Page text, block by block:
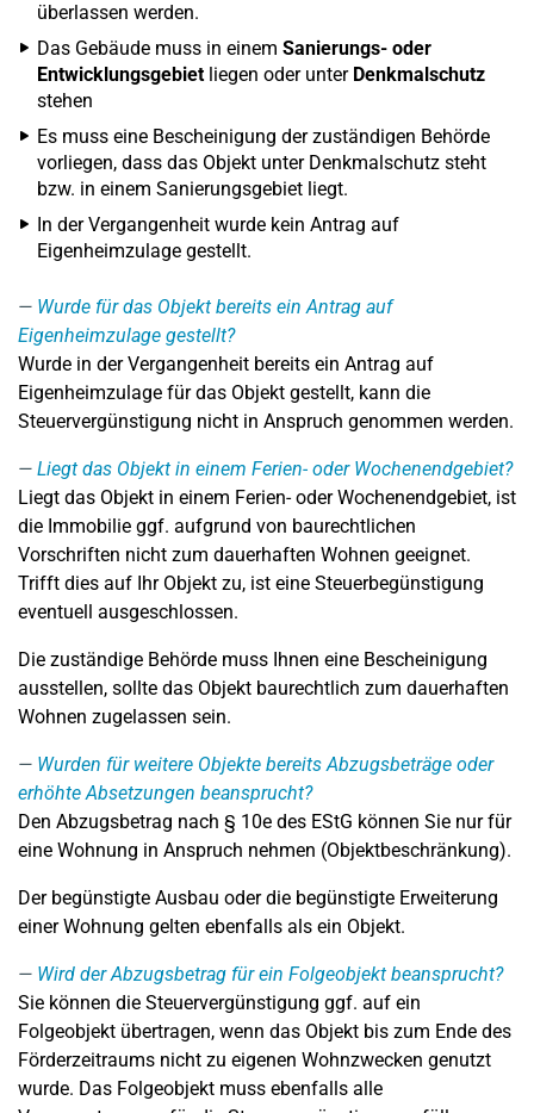
überlassen werden.
Das Gebäude muss in einem Sanierungs- oder
Entwicklungsgebietliegen oder unter Denkmalschutz
stehen
Es muss eine Bescheinigung der zuständigen Behörde
vorliegen, dass das Objekt unter Denkmalschutz steht
bzw. in einem Sanierungsgebiet liegt.
In der Vergangenheit wurde kein Antrag auf
Eigenheimzulage gestellt.
Wurde für das Objekt bereits ein Antrag auf
Eigenheimzulage gestellt?
Wurde in der Vergangenheit bereits ein Antrag auf
Eigenheimzulage für das Objekt gestellt, kann die
Steuervergünstigung nicht in Anspruch genommen werden.
Liegt das Objekt in einem Ferien- oder Wochenendgebiet?
Liegt das Objekt in einem Ferien- oder Wochenendgebiet, ist
die Immobilie ggf. aufgrund von baurechtlichen
Vorschriften nicht zum dauerhaften Wohnen geeignet.
Trifft dies auf Ihr Objekt zu, ist eine Steuerbegünstigung
eventuell ausgeschlossen.
Die zuständige Behörde muss Ihnen eine Bescheinigung
ausstellen, sollte das Objekt baurechtlich zum dauerhaften
Wohnen zugelassen sein.
Wurden für weitere Objekte bereits Abzugsbeträge oder
erhöhte Absetzungen beansprucht?
Den Abzugsbetrag nach § 10e des EStG können Sie nur für
eine Wohnung in Anspruch nehmen (Objektbeschränkung).
Der begünstigte Ausbau oder die begünstigte Erweiterung
einer Wohnung gelten ebenfalls als ein Objekt.
Wird der Abzugsbetrag für ein Folgeobjekt beansprucht?
Sie können die Steuervergünstigung ggf. auf ein
Folgeobjekt übertragen, wenn das Objekt bis zum Ende des
Förderzeitraums nicht zu eigenen Wohnzwecken genutzt
wurde. Das Folgeobjekt muss ebenfalls alle